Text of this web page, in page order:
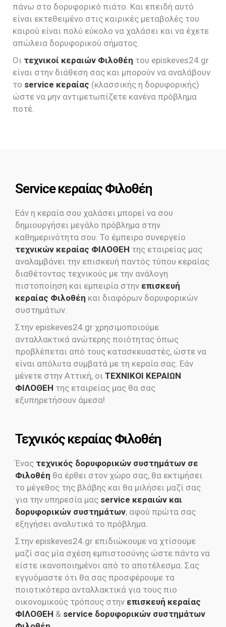
πάνω στο δορυφορικό πιάτο. Και επειδή αυτό
είναι εκτεθειμένο στις καιρικές μεταβολές του
καιρού είναι πολύ εύκολο να χαλάσει και να έχετε
απώλεια δορυφορικού σήματος.
Οι τεχνικοί κεραιών Φιλοθέη του episkeves24.gr
είναι στην διάθεση σας και μπορούν να αναλάβουν
το service κεραίας (κλασσικής η δορυφορικής)
ώστε να μην αντιμετωπίζετε κανένα πρόβλημα
ποτέ.
Service κεραίας Φιλοθέη
Εάν η κεραία σου χαλάσει μπορεί να σου
δημιουργήσει μεγάλο πρόβλημα στην
καθημερινότητα σου. Το έμπειρο συνεργείο
τεχνικών κεραίας ΦΙΛΟΘΕΗ της εταιρείας μας
αναλαμβάνει την επισκευή παντός τύπου κεραίας
διαθέτοντας τεχνικούς με την ανάλογη
πιστοποίηση και εμπειρία στην επισκευή
κεραίας Φιλοθέη και διαφόρων δορυφορικών
συστημάτων.
Στην episkeves24.gr χρησιμοποιούμε
ανταλλακτικά ανώτερης ποιότητας όπως
προβλέπεται από τους κατασκευαστές, ώστε να
είναι απόλυτα συμβατά με τη κεραία σας. Εάν
μένετε στην Αττική, οι ΤΕΧΝΙΚΟΙ ΚΕΡΑΙΩΝ
ΦΙΛΟΘΕΗ της εταιρείας μας θα σας
εξυπηρετήσουν άμεσα!
Τεχνικός κεραίας Φιλοθέη
Ένας τεχνικός δορυφορικών συστημάτων σε
Φιλοθέη θα έρθει στον χώρο σας, θα εκτιμήσει
το μέγεθος της βλάβης και θα μιλήσει μαζί σας
για την υπηρεσία μας service κεραιών και
δορυφορικών συστημάτων, αφού πρώτα σας
εξηγήσει αναλυτικά το πρόβλημα.
Στην episkeves24.gr επιδιώκουμε να χτίσουμε
μαζί σας μία σχέση εμπιστοσύνης ώστε πάντα να
είστε ικανοποιημένοι από το αποτέλεσμα. Σας
εγγυόμαστε ότι θα σας προσφέρουμε τα
ποιοτικότερα ανταλλακτικά για τους πιο
οικονομικούς τρόπους στην επισκευή κεραίας
ΦΙΛΟΘΕΗ & service δορυφορικών συστημάτων